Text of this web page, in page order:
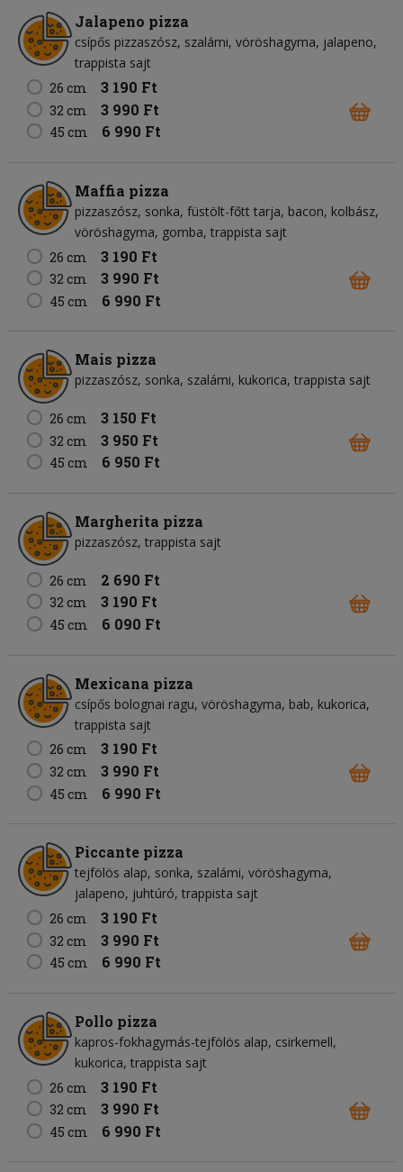
Jalapeno pizza
csípős pizzaszósz szalámi vöröshagyma jalapeno
trappista sajt
26 cm
3 190 Ft
32 cm 3 990 Ft
45 cm 6 990 Ft
Maffia pizza
pizzaszósz sonka füstölt-főtt tarja bacon kolbász
vöröshagyma gomba trappista sajt
26 cm
3 190 Ft
32 cm 3 990 Ft
45 cm 6 990 Ft
Mais pizza
pizzaszósz sonka szalámi kukorica trappista sajt
26 cm 3 150 Ft
32 cm 3 950 Ft
45 cm 6 950 Ft
Margherita pizza
pizzaszósz trappista sajt
26 cm 2 690 Ft
32 cm 3 190 Ft
45 cm 6 090 Ft
Mexicana pizza
csípős bolognai ragu vöröshagyma bab kukorica
trappista sajt
26 cm
3 190 Ft
32 cm 3 990 Ft
45 cm 6 990 Ft
Piccante pizza
tejfölös alap sonka szalámi vöröshagyma
jalapeno juhtúró trappista sajt
26 cm
3 190 Ft
32 cm 3 990 Ft
45 cm 6 990 Ft
Pollo pizza
kapros-fokhagymás-tejfölös alap csirkemell
kukorica trappista sajt
26 cm
3 190 Ft
32 cm 3 990 Ft
45 cm 6 990 Ft